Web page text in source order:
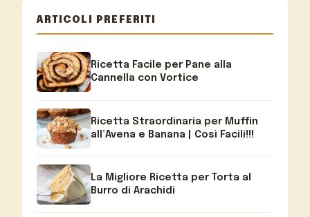
ARTICOLI PREFERITI
Ricetta Facile per Pane alla
Cannella con Vortice
Ricetta Straordinaria per Muffin
all’Avena e Banana | Così Facili!!!
La Migliore Ricetta per Torta al
Burro di Arachidi